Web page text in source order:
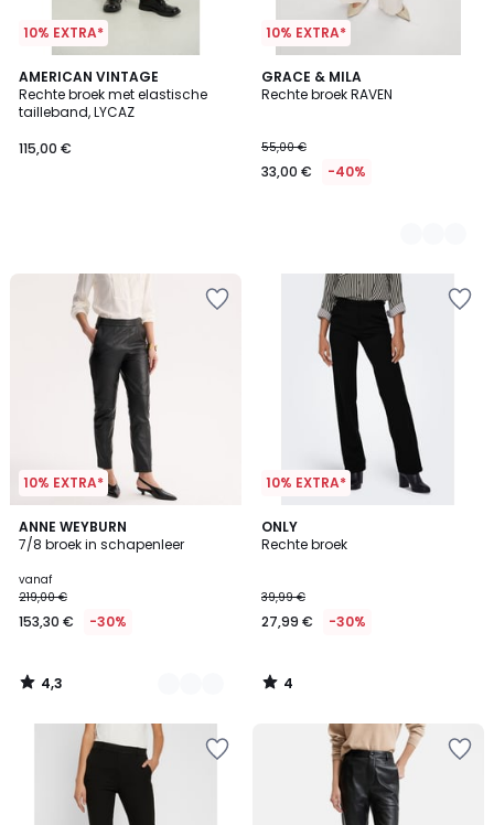
10% EXTRA*
AMERICAN VINTAGE
Rechte broek met elastische
tailleband, LYCAZ
115,00 €
10% EXTRA*
GRACE & MILA
Rechte broek RAVEN
55,00 €
33,00 € -40%
3
Kleuren
10% EXTRA*
ANNE WEYBURN
7/8 broek in schapenleer
vanaf
219,00 €
153,30 € -30%
4,3
/ 5
2
Kleuren
4,3
/
10% EXTRA*
ONLY
Rechte broek
39,99 €
27,99 € -30%
4
/
4
/